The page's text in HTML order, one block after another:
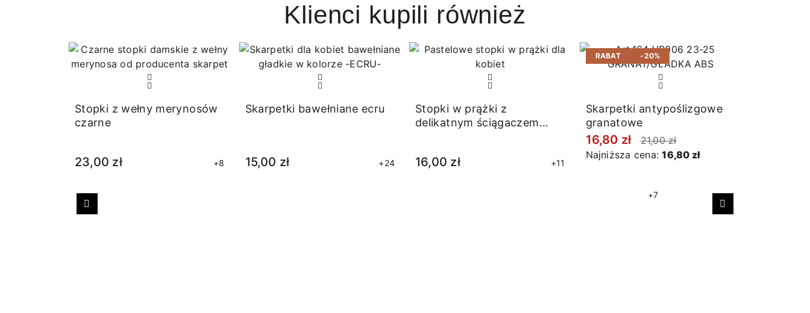
Klienci kupili również
Stopki z wełny merynosów
czarne
23,00 zł +8
Skarpetki bawełniane ecru
15,00 zł +24
Stopki w prążki z
delikatnym ściągaczem
16,00 zł +11
RABAT -20%
Skarpetki antypoślizgowe
granatowe
16,80 zł
21,00 zł
Najniższa cena:16,80 zł
+7
Poprzedni Następny